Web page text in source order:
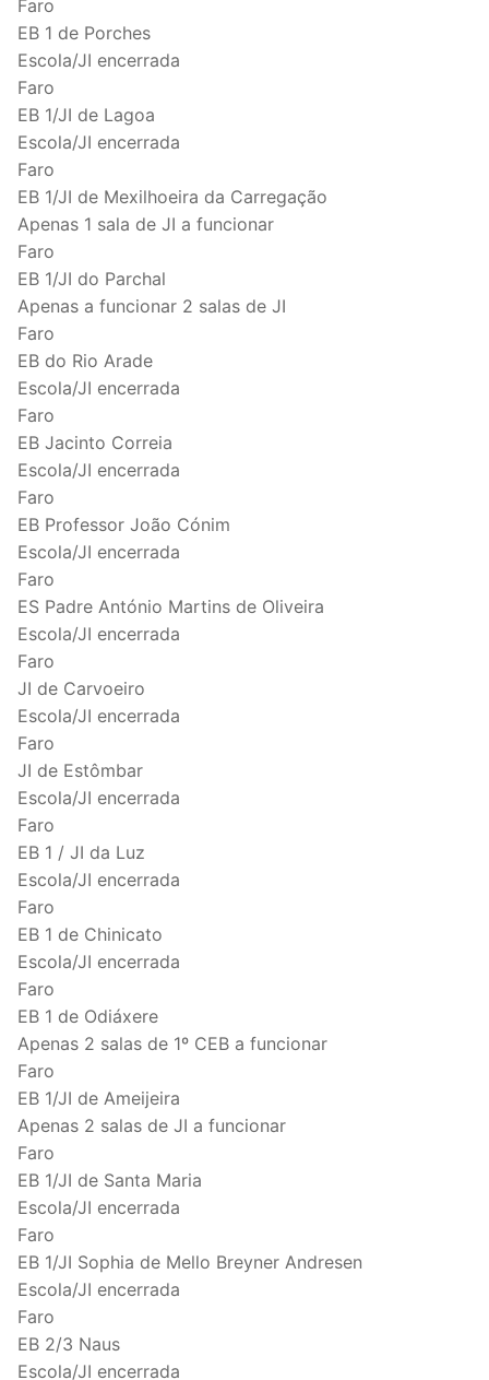
Faro
EB 1 de Porches
Escola/JI encerrada
Faro
EB 1/JI de Lagoa
Escola/JI encerrada
Faro
EB 1/JI de Mexilhoeira da Carregação
Apenas 1 sala de JI a funcionar
Faro
EB 1/JI do Parchal
Apenas a funcionar 2 salas de JI
Faro
EB do Rio Arade
Escola/JI encerrada
Faro
EB Jacinto Correia
Escola/JI encerrada
Faro
EB Professor João Cónim
Escola/JI encerrada
Faro
ES Padre António Martins de Oliveira
Escola/JI encerrada
Faro
JI de Carvoeiro
Escola/JI encerrada
Faro
JI de Estômbar
Escola/JI encerrada
Faro
EB 1 / JI da Luz
Escola/JI encerrada
Faro
EB 1 de Chinicato
Escola/JI encerrada
Faro
EB 1 de Odiáxere
Apenas 2 salas de 1º CEB a funcionar
Faro
EB 1/JI de Ameijeira
Apenas 2 salas de JI a funcionar
Faro
EB 1/JI de Santa Maria
Escola/JI encerrada
Faro
EB 1/JI Sophia de Mello Breyner Andresen
Escola/JI encerrada
Faro
EB 2/3 Naus
Escola/JI encerrada